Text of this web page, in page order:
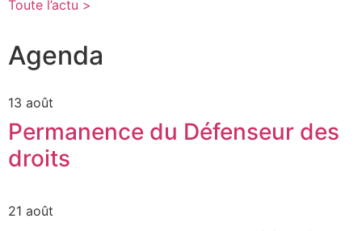
Toute l’actu >
Agenda
13 août
Permanence du Défenseur des
droits
21 août